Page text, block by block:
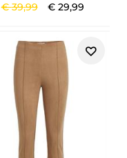
€39,99 € 29,99